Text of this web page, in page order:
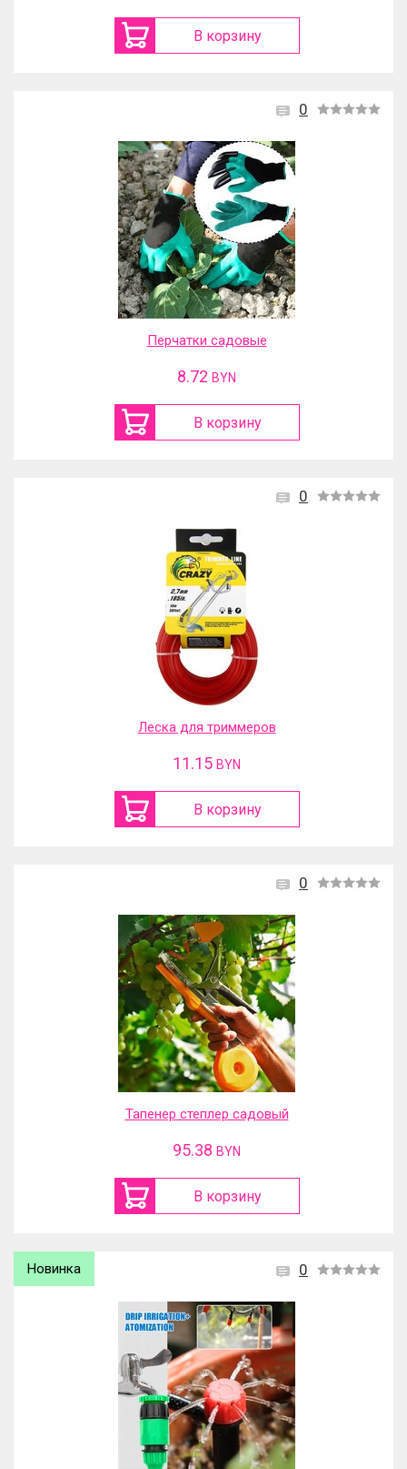
В корзину
0
Перчатки садовые
8.72 BYN
В корзину
0
Леска для триммеров
11.15 BYN
В корзину
0
Тапенер степлер садовый
95.38 BYN
В корзину
0
Новинка